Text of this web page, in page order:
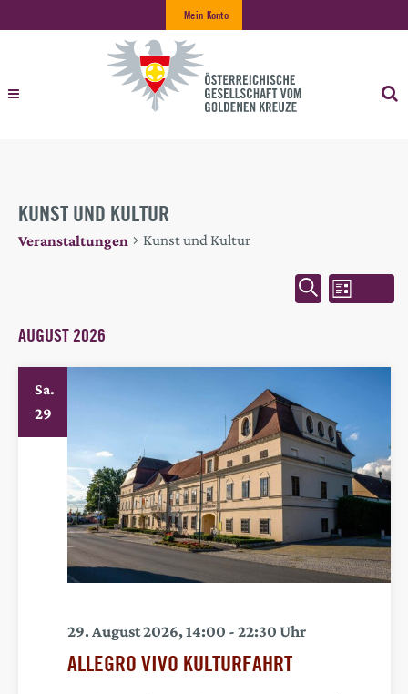
Mein Konto
KUNST UND KULTUR
Veranstaltungen Kunst und Kultur
UND
Suche
Liste
AUGUST 2026
Sa.
29
ALLEGRO VIVO KULTURFAHRT
29. August 2026, 14:00 - 22:30